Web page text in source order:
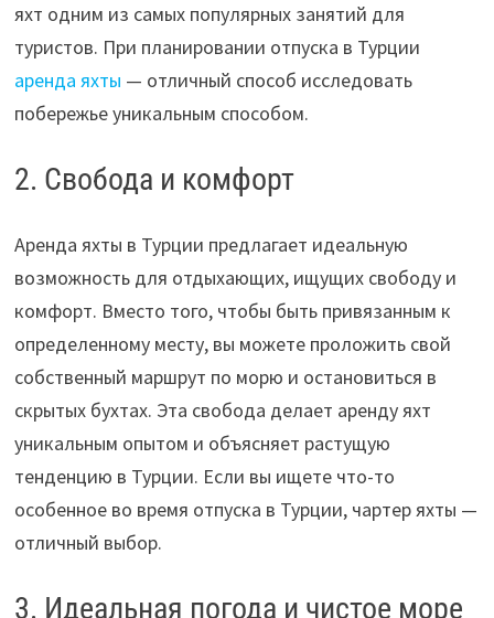
яхт одним из самых популярных занятий для
туристов. При планировании отпуска в Турции
аренда яхты — отличный способ исследовать
побережье уникальным способом.
2. Свобода и комфорт
Аренда яхты в Турции предлагает идеальную
возможность для отдыхающих, ищущих свободу и
комфорт. Вместо того, чтобы быть привязанным к
определенному месту, вы можете проложить свой
собственный маршрут по морю и остановиться в
скрытых бухтах. Эта свобода делает аренду яхт
уникальным опытом и объясняет растущую
тенденцию в Турции. Если вы ищете что-то
особенное во время отпуска в Турции, чартер яхты —
отличный выбор.
3. Идеальная погода и чистое море